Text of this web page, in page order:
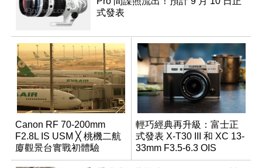
式發表
Canon RF 70-200mm
F2.8L IS USM ╳ 桃機二航
廈觀景台實戰初體驗
輕巧經典再升級：富士正
式發表 X-T30 III 和 XC 13-
33mm F3.5-6.3 OIS